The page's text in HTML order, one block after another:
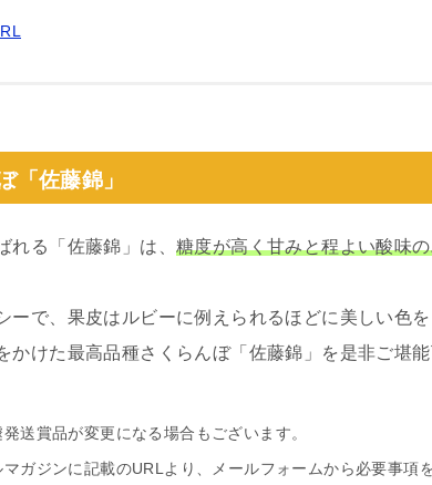
「佐藤錦」
れる「佐藤錦」は、 糖度が高く甘みと程よい酸味
ーで、果皮はルビーに例えられるほどに美しい色を
かけた最高品種さくらんぼ「佐藤錦」を是非ご堪能
送賞品が変更になる場合もございます。
ガジンに記載のURLより、メールフォームから必要事項